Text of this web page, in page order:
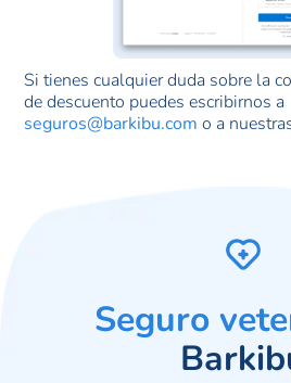
Si tienes cualquier duda sobre la
de descuento puedes escribirnos a
seguros@barkibu.com o a
Seguro